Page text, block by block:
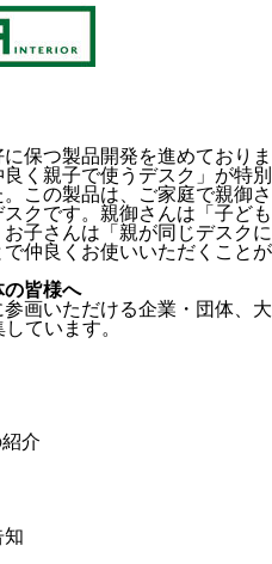
保つ製品開発を進めておりま
く親子で使うデスク」が特別
この製品は、ご家庭で親御さ
クです。親御さんは「子ども
子さんは「親が同じデスクに
仲良くお使いいただくことが
の皆様へ
画いただける企業・団体、大
ています。
介
知